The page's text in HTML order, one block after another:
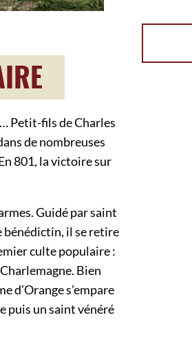
Petit-fils de Charles
de nombreuses
801, la victoire sur
Guidé par saint
bénédictin, il se retire
culte populaire :
Bien
d’Orange s’empare
puis un saint vénéré